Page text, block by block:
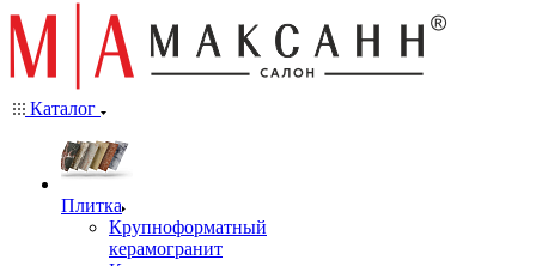
Каталог
Плитка
Крупноформатный
керамогранит